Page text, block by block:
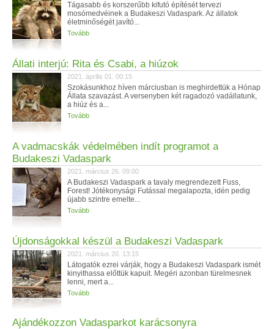
Tágasabb és korszerűbb kifutó építését tervezi
mosómedvéinek a Budakeszi Vadaspark. Az állatok
életminőségét javító...
Tovább
Állati interjú: Rita és Csabi, a hiúzok
2021. április 01. 00:15
Szokásunkhoz híven márciusban is meghirdettük a Hónap
Állata szavazást. A versenyben két ragadozó vadállatunk,
a hiúz és a...
Tovább
A vadmacskák védelmében indít programot a
Budakeszi Vadaspark
2021. március 26. 09:00
A Budakeszi Vadaspark a tavaly megrendezett Fuss,
Forest! Jótékonysági Futással megalapozta, idén pedig
újabb szintre emelte...
Tovább
Újdonságokkal készül a Budakeszi Vadaspark
2021. március 20. 13:15
Látogatók ezrei várják, hogy a Budakeszi Vadaspark ismét
kinyithassa előttük kapuit. Megéri azonban türelmesnek
lenni, mert a...
Tovább
Ajándékozzon Vadasparkot karácsonyra